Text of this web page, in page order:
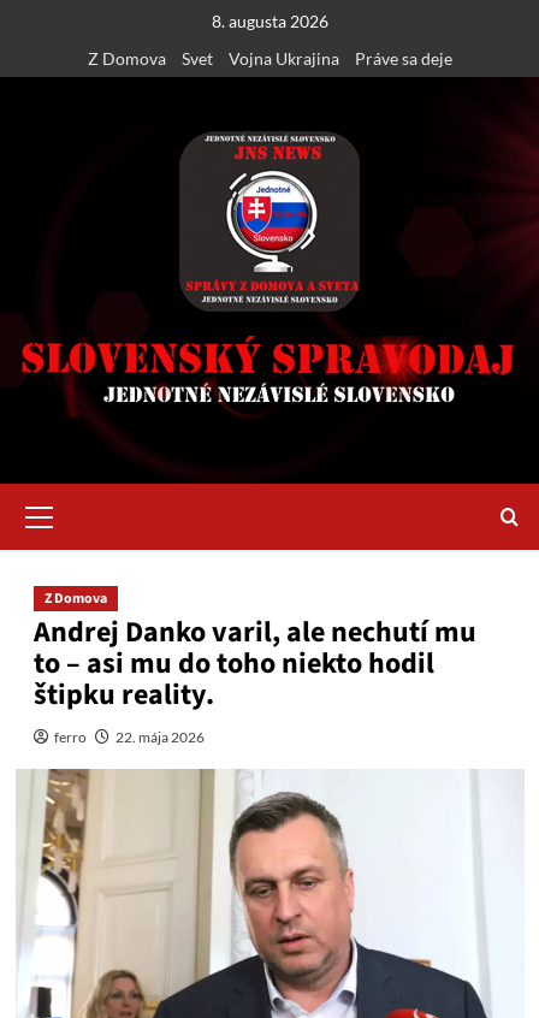
content
8. augusta 2026
Z Domova
Svet Vojna Ukrajina Práve sa deje
Menu
Z Domova
Andrej Danko varil, ale nechutí mu
to – asi mu do toho niekto hodil
štipku reality.
ferro 22. mája 2026